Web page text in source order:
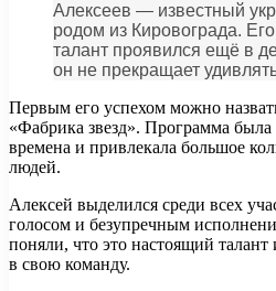
Алексеев — известный
родом из Кировограда.
талант проявился ещё в
он не прекращает
Первым его успехом можно
«Фабрика звезд». Программа была
времена и привлекала большое
людей.
Алексей выделился среди всех
голосом и безупречным
поняли, что это настоящий талант
в свою команду.